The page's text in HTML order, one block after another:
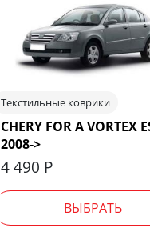
Текстильные коврики
CHERY FOR A VORTEX
2008->
4 490 Р
ВЫБРАТЬ